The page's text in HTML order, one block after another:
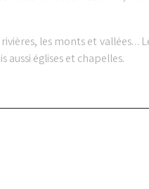
les monts et
églises et chapelles.